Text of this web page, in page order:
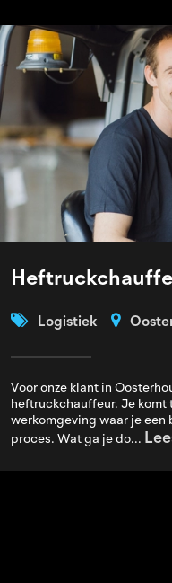
Logistiek
Voor onze klant in
heftruckchauffeur. Je komt
werkomgeving waar je
proces. Wat ga je do...